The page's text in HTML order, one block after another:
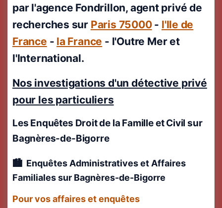
par l'agence Fondrillon, agent privé de
recherches sur Paris 75000- l'Ile de
France - la France - l'Outre Mer et
l'International.
Nos investigations d'un détective privé
pour les particuliers
Les Enquêtes Droit de la Famille et Civil sur
Bagnères-de-Bigorre
Enquêtes Administratives et Affaires
Familialessur Bagnères-de-Bigorre
Pour vos affaires et enquêtes